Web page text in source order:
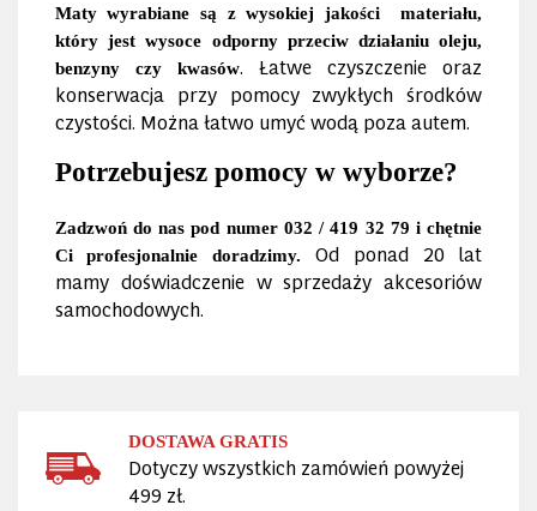
Maty wyrabiane są z wysokiej jakości materiału,
który jest wysoce odporny przeciw działaniu oleju,
benzyny czy kwasów. Łatwe czyszczenie oraz
konserwacja przy pomocy zwykłych środków
czystości. Można łatwo umyć wodą poza autem.
Potrzebujesz pomocy w wyborze?
Zadzwoń do nas pod numer 032 / 419 32 79 i chętnie
Ci profesjonalnie doradzimy.
Od ponad 20 lat
mamy doświadczenie w sprzedaży akcesoriów
samochodowych.
DOSTAWA GRATIS
Dotyczy wszystkich zamówień powyżej
499 zł.